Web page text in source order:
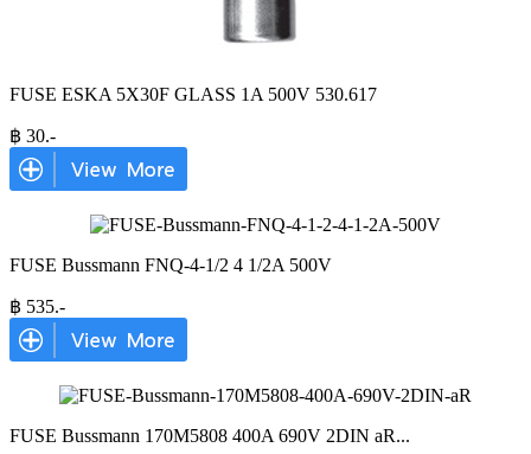
FUSE ESKA 5X30F GLASS 1A 500V 530.617
฿ 30.-
FUSE Bussmann FNQ-4-1/2 4 1/2A 500V
฿ 535.-
FUSE Bussmann 170M5808 400A 690V 2DIN aR...